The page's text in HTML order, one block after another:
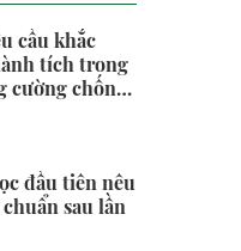
cầu khắc
tích trong
cường chống
lạm thu
đầu tiên nêu
sau lần